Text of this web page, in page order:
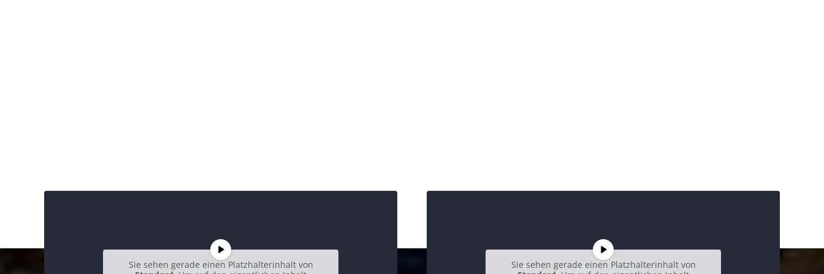
Sie sehen gerade einen Platzhalterinhalt von
Sie sehen gerade einen Platzhalterinhalt von